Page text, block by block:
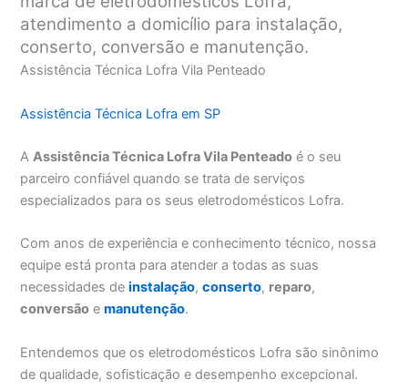
atendimento a domicílio para instalação,
conserto, conversão e manutenção.
Assistência Técnica Lofra Vila Penteado
Assistência Técnica Lofra em SP
AAssistência Técnica Lofra Vila Penteado é o seu
parceiro confiável quando se trata de serviços
especializados para os seus eletrodomésticos Lofra.
Com anos de experiência e conhecimento técnico, nossa
equipe está pronta para atender a todas as suas
necessidades deinstalação,conserto, reparo,
conversão emanutenção.
Entendemos que os eletrodomésticos Lofra são sinônimo
de qualidade, sofisticação e desempenho excepcional.